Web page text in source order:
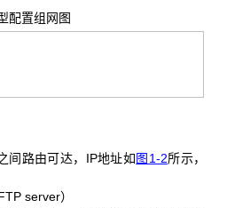
配置组网图
间路由可达，IP地址如图1-2所示，
server）